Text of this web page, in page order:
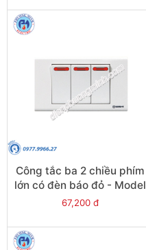
DL)
Công tắc ba 2 chiều phím
lớn có đèn báo đỏ - Model
S183N2R(S183N2R/DL)
67,200 đ